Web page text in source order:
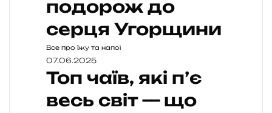
подорож до
серця Угорщини
Все про їжу та напої
07.06.2025
Топ чаїв, які п’є
весь світ — що